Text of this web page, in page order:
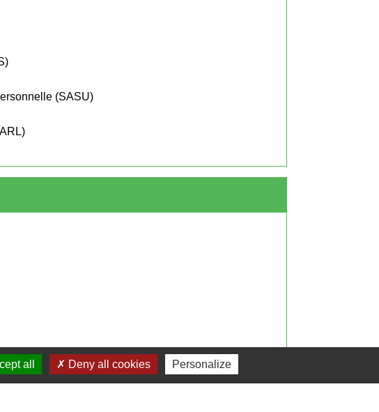
(SASU)
all Deny all cookies Personalize